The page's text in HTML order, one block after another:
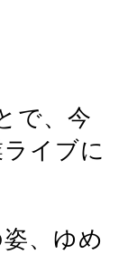
で、今
イブに
、ゆめ